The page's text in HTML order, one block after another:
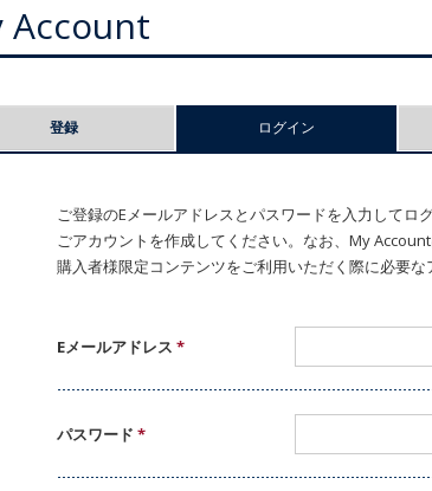
Account
登録 ログイン
ご登録のEメールアドレスとパスワードを入力して
ごアカウントを作成してください。なお、My
購入者様限定コンテンツをご利用いただく際に必要な
Eメールアドレス*
パスワード*